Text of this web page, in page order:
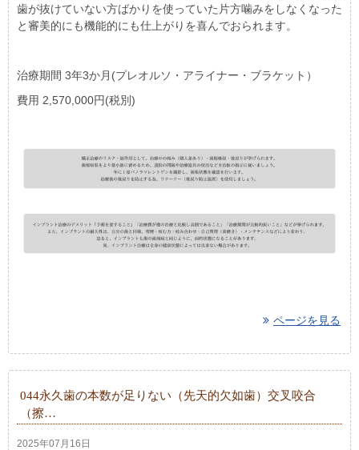
歯が抜けていない方ばかりを使っていた片方噛みをしなくなった
と審美的にも機能的にも仕上がりを喜んでおられます。
治療期間 3年3か月(プレオルソ・アライナー・ブラケット）
費用 2,570,000円(税別)
ページを見る
044永久歯の本数が足りない（先天的欠如歯）交叉咬合
（擦…
2025年07月16日